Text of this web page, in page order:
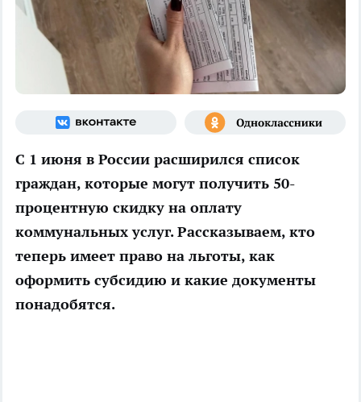
С 1 июня в России расширился список
граждан, которые могут получить 50-
процентную скидку на оплату
коммунальных услуг. Рассказываем, кто
теперь имеет право на льготы, как
оформить субсидию и какие документы
понадобятся.